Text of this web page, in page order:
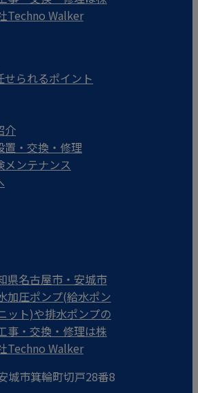
せられるポイント
介
置・交換・修理
メンテナンス
市箕輪町切戸28番8